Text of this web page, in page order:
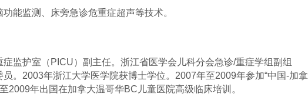
能监测、床旁急诊危重症超声等技术。
监护室（PICU）副主任。浙江省医学会儿科分会急诊/重症学组副组
。2003年浙江大学医学院获博士学位。2007年至2009年参加“中国-加拿
2009年出国在加拿大温哥华BC儿童医院高级临床培训。